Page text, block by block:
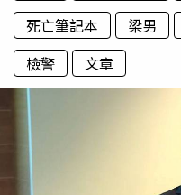
死亡筆記本
梁男
檢警
文章